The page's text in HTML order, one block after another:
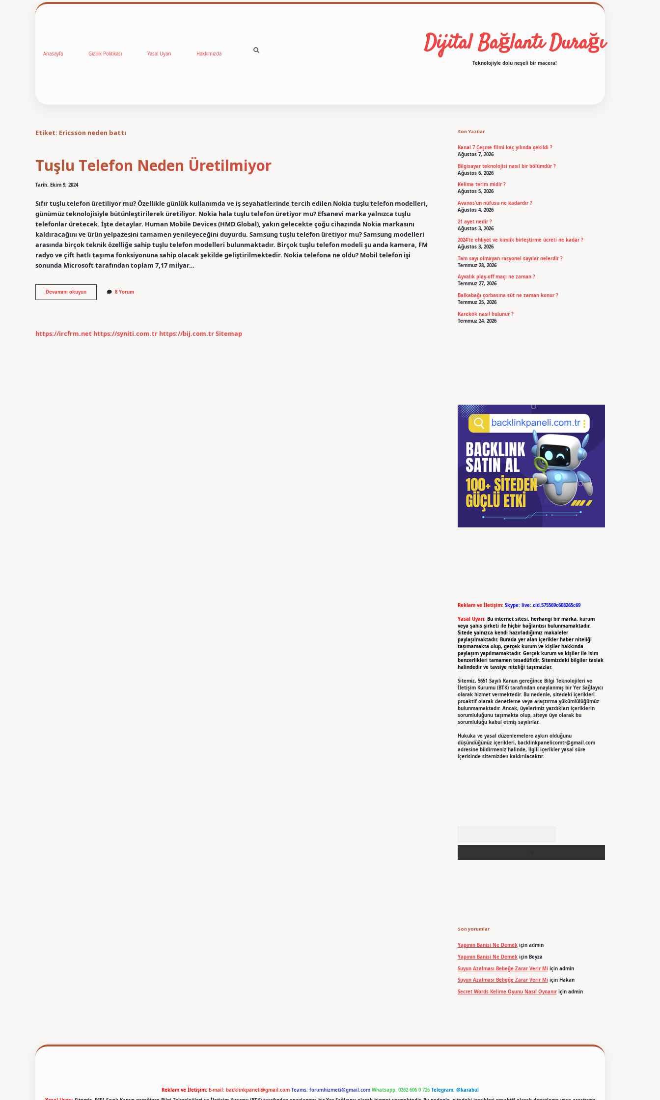
Anasayfa Gizlilik Politikası Yasal Uyarı Hakkımızda Dijital Bağlantı Durağı
Teknolojiyle dolu neşeli bir macera!
Etiket: Ericsson neden battı
Tuşlu Telefon Neden Üretilmiyor
Tarih: Ekim 9, 2024
Sıfır tuşlu telefon üretiliyor mu? Özellikle günlük kullanımda ve iş seyahatlerinde tercih edilen Nokia tuşlu telefon modelleri,
günümüz teknolojisiyle bütünleştirilerek üretiliyor. Nokia hala tuşlu telefon üretiyor mu? Efsanevi marka yalnızca tuşlu
telefonlar üretecek. İşte detaylar. Human Mobile Devices (HMD Global), yakın gelecekte çoğu cihazında Nokia markasını
kaldıracağını ve ürün yelpazesini tamamen yenileyeceğini duyurdu. Samsung tuşlu telefon üretiyor mu? Samsung modelleri
arasında birçok teknik özelliğe sahip tuşlu telefon modelleri bulunmaktadır. Birçok tuşlu telefon modeli şu anda kamera, FM
radyo ve çift hatlı taşıma fonksiyonuna sahip olacak şekilde geliştirilmektedir. Nokia telefona ne oldu? Mobil telefon işi
sonunda Microsoft tarafından toplam 7,17 milyar…
Devamını okuyunTuşlu
Telefon
8 Yorum
https://ircfrm.net https://syniti.com.tr https://bij.com.trSitemap
Son Yazılar
Kanal 7 Çeşme filmi kaç yılında çekildi ?
Ağustos 7, 2026
Bilgisayar teknolojisi nasıl bir bölümdür ?
Ağustos 6, 2026
Kelime terim midir ?
Ağustos 5, 2026
Avanos’un nüfusu ne kadardır ?
Ağustos 4, 2026
21 ayet nedir ?
Ağustos 3, 2026
2024’te ehliyet ve kimlik birleştirme ücreti ne kadar ?
Ağustos 3, 2026
Tam sayı olmayan rasyonel sayılar nelerdir ?
Temmuz 28, 2026
Ayvalık play-off maçı ne zaman ?
Temmuz 27, 2026
Balkabağı çorbasına süt ne zaman konur ?
Temmuz 25, 2026
Karekök nasıl bulunur ?
Temmuz 24, 2026
Reklam ve İletişim: Skype: live:.cid.575569c608265c69
Yasal Uyarı: Bu internet sitesi, herhangi bir marka, kurum
veya şahıs şirketi ile hiçbir bağlantısı bulunmamaktadır.
Sitede yalnızca kendi hazırladığımız makaleler
paylaşılmaktadır. Burada yer alan içerikler haber niteliği
taşımamakta olup, gerçek kurum ve kişiler hakkında
paylaşım yapılmamaktadır. Gerçek kurum ve kişiler ile isim
benzerlikleri tamamen tesadüfidir. Sitemizdeki bilgiler taslak
halindedir ve tavsiye niteliği taşımazlar.
Sitemiz, 5651 Sayılı Kanun gereğince Bilgi Teknolojileri ve
İletişim Kurumu (BTK) tarafından onaylanmış bir Yer Sağlayıcı
olarak hizmet vermektedir. Bu nedenle, sitedeki içerikleri
proaktif olarak denetleme veya araştırma yükümlülüğümüz
bulunmamaktadır. Ancak, üyelerimiz yazdıkları içeriklerin
sorumluluğunu taşımakta olup, siteye üye olarak bu
sorumluluğu kabul etmiş sayılırlar.
Hukuka ve yasal düzenlemelere aykırı olduğunu
düşündüğünüz içerikleri, backlinkpanelicomtr@gmail.com
adresine bildirmeniz halinde, ilgili içerikler yasal süre
içerisinde sitemizden kaldırılacaktır.
Son yorumlar
Yapının Banisi Ne Demekiçin admin
Yapının Banisi Ne Demekiçin Beyza
Suyun Azalması Bebeğe Zarar Verir Miiçin admin
Suyun Azalması Bebeğe Zarar Verir Miiçin Hakan
Secret Words Kelime Oyunu Nasıl Oynanıriçin admin
Reklam ve İletişim: E-mail: backlinkpaneli@gmail.com Teams: forumhizmeti@gmail.com Whatsapp: 0262 606 0 726 Telegram: @karabul